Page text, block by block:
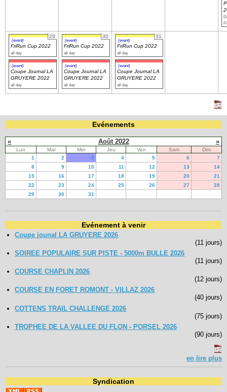
29
(event)
FriRun Cup 2022
all day
(event)
Coupe Journal LA
GRUYERE 2022
all day
30
(event)
FriRun Cup 2022
all day
(event)
Coupe Journal LA
GRUYERE 2022
all day
31
(event)
FriRun Cup 2022
all day
(event)
Coupe Journal LA
GRUYERE 2022
all day
Evénements
« Août 2022 »
Lun Mar Mer Jeu Ven Sam
Dim
1
2 3 4 5 6
7
8
9 10 11 12 13
14
15
16 17 18 19 20
21
22
23 24 25 26 27
28
29
30 31
Evénement à venir
Coupe jounal LA GRUYERE 2026
(11 jours)
SOIREE POPULAIRE SUR PISTE - 5000m BULLE 2026
(11 jours)
COURSE CHAPLIN 2026
(12 jours)
COURSE EN FORET ROMONT - VILLAZ 2026
(40 jours)
COTTENS TRAIL CHALLENGE 2026
(75 jours)
TROPHEE DE LA VALLEE DU FLON - PORSEL 2026
(90 jours)
en lire plus
Syndication